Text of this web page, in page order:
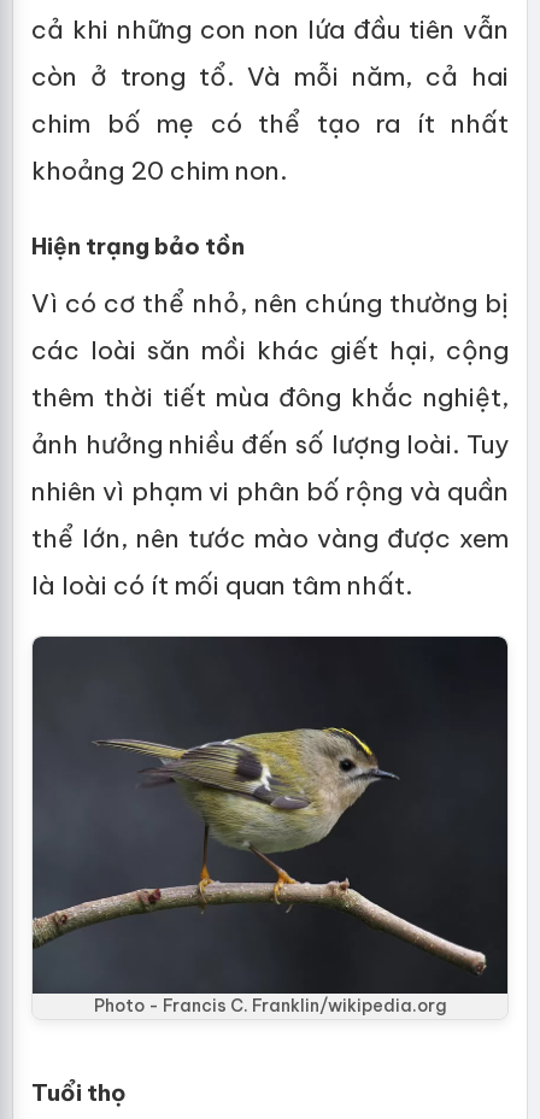
cả khi những con non lứa đầu tiên vẫn
còn ở trong tổ. Và mỗi năm, cả hai
chim bố mẹ có thể tạo ra ít nhất
khoảng 20 chim non.
Hiện trạng bảo tồn
Vì có cơ thể nhỏ, nên chúng thường bị
các loài săn mồi khác giết hại, cộng
thêm thời tiết mùa đông khắc nghiệt,
ảnh hưởng nhiều đến số lượng loài. Tuy
nhiên vì phạm vi phân bố rộng và quần
thể lớn, nên tước mào vàng được xem
là loài có ít mối quan tâm nhất.
Photo - Francis C. Franklin/wikipedia.org
Tuổi thọ